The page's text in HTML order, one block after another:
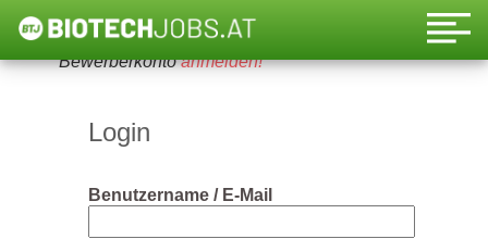
Um diese Funktion nutzen zu können, bitte ein
Bewerberkontoanmelden!
Login
Benutzername / E-Mail